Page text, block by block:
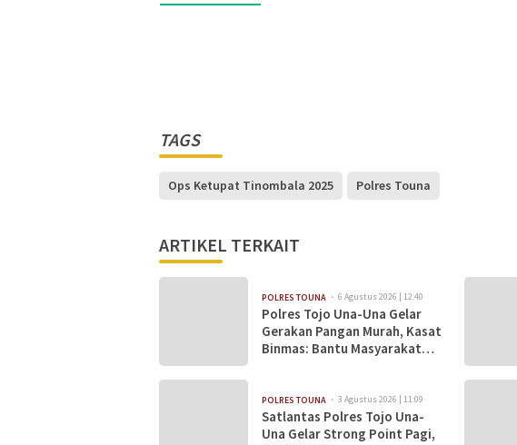
TAGS
Ops Ketupat Tinombala 2025 Polres Touna
ARTIKEL TERKAIT
POLRES TOUNA 6 Agustus 2026 | 12:40
Polres Tojo Una-Una Gelar
Gerakan Pangan Murah, Kasat
Binmas: Bantu Masyarakat
POLRES TOUNA 3 Agustus 2026 | 11:09
Satlantas Polres Tojo Una-
Una Gelar Strong Point Pagi,